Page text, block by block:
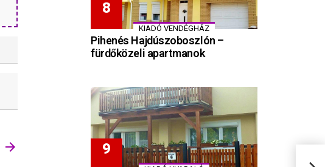
KIADÓ VENDÉGHÁZ
Pihenés Hajdúszoboszlón –
fürdőközeli apartmanok